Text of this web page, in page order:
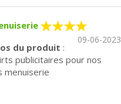
09-06-2023
du produit :
publicitaires pour nos
menuiserie